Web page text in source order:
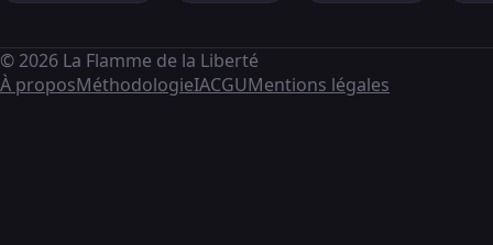
© 2026 La Flamme de la Liberté
À proposMéthodologieIACGUMentions légales